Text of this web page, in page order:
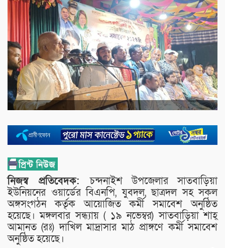
নিজস্ব প্রতিবেদক:চন্দনাইশ উপজেলার সাতবাড়িয়া
ইউনিয়নের ওয়ার্ডের বিএনপি, যুবদল, ছাত্রদল সহ সকল
অঙ্গসংগঠন কর্তৃক আয়োজিত কর্মী সমাবেশ অনুষ্ঠিত
হয়েছে। মঙ্গলবার সন্ধ্যায় ( ১৯ নভেম্বর) সাতবাড়িয়া শাহ্
আমানত (রঃ) দাখিল মাদ্রাসার মাঠ প্রাঙ্গণে কর্মী সমাবেশ
অনুষ্ঠিত হয়েছে।